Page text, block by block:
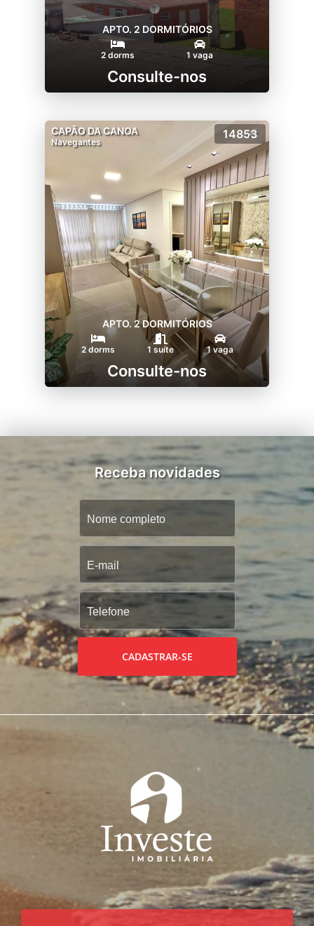
APTO. 2 DORMITÓRIOS
2 dorms 1 vaga
Consulte-nos
CAPÃO DA CANOA
Navegantes
14853
APTO. 2 DORMITÓRIOS
2 dorms 1 suíte 1 vaga
Consulte-nos
Receba novidades
CADASTRAR-SE